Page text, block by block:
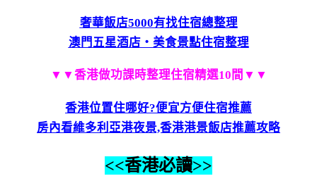
奢華飯店5000有找住宿總整理
澳門五星酒店‧美食景點住宿整理
▼▼香港做功課時整理住宿精選10間▼▼
香港位置住哪好?便宜方便住宿推薦
房內看維多利亞港夜景,香港港景飯店推薦攻略
<<香港必讀>>